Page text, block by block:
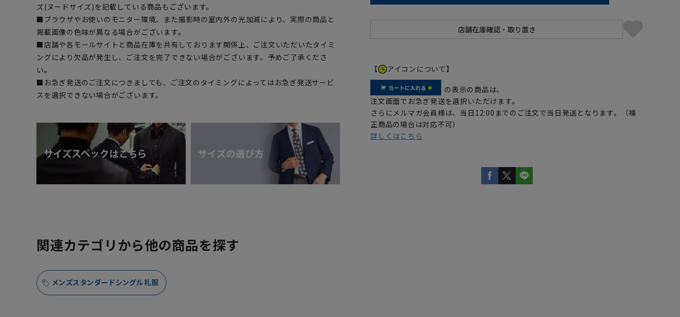
ズ(ヌードサイズ)を記載している商品もございます。
■ブラウザやお使いのモニター環境、また撮影時の室内外の光加減により、実際の商品と
掲載画像の色味が異なる場合がございます。
■店舗や各モールサイトと商品在庫を共有しております関係上、ご注文いただいたタイミ
ングにより欠品が発生し、ご注文を完了できない場合がございます。予めご了承くださ
い。
■お急ぎ発送のご注文につきましても、ご注文のタイミングによってはお急ぎ発送サービ
スを選択できない場合がございます。
【 アイコンについて】
の表示の商品は、
注文画面でお急ぎ発送を選択いただけます。
さらにメルマガ会員様は、当日12:00までのご注文で当日発送となります。（補
正商品の場合は対応不可）
詳しくはこちら
関連カテゴリから他の商品を探す
メンズスタンダードシングル礼服